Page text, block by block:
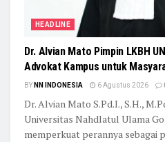
HEADLINE
Dr. Alvian Mato Pimpin LKBH
Advokat Kampus untuk
BY NN INDONESIA 6 Agustus 2026
Dr. Alvian Mato S.Pd.I., S.H.,
Universitas Nahdlatul Ulama
memperkuat perannya sebagai